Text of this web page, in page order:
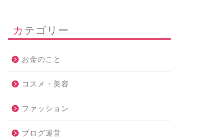
カテゴリー
お金のこと
コスメ・美容
ファッション
ブログ運営